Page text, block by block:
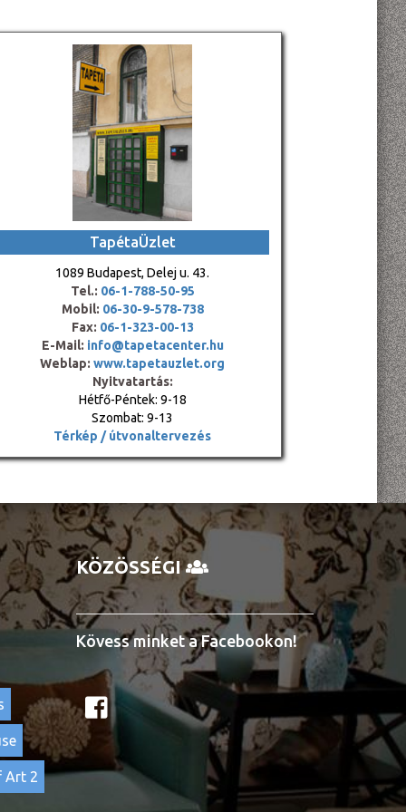
TapétaÜzlet
1089 Budapest, Delej u. 43.
Tel.: 06-1-788-50-95
Mobil: 06-30-9-578-738
Fax: 06-1-323-00-13
E-Mail: info@tapetacenter.hu
Weblap: www.tapetauzlet.org
Nyitvatartás:
Hétfő-Péntek: 9-18
Szombat: 9-13
Térkép / útvonaltervezés
Art 2
KÖZÖSSÉGI
Kövess minket a Facebookon!